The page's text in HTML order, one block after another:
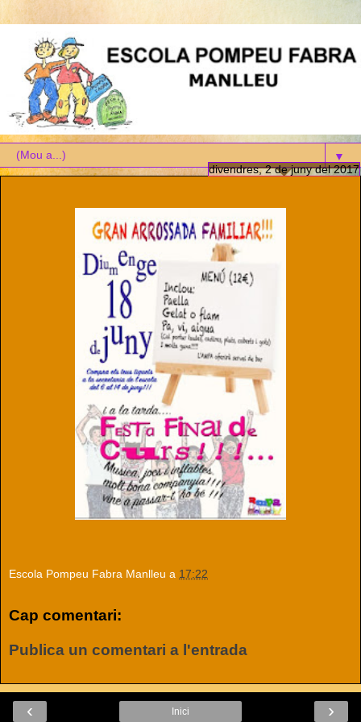
▼
divendres, 2 de juny del 2017
Escola Pompeu Fabra Manlleu a 17:22
Cap comentari:
Publica un comentari a l'entrada
‹ ›
Inici